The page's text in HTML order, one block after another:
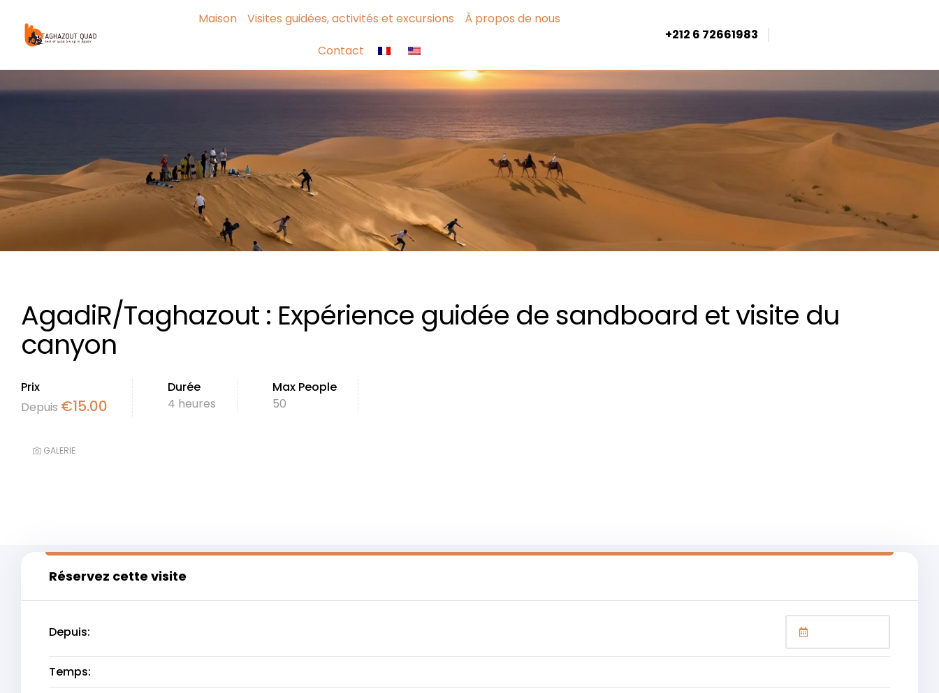
Maison Visites guidées, activités et excursions
À propos de nous
Contact
+212 6 72661983
AgadiR/Taghazout : Expérience guidée de sandboard et visite du
canyon
Prix
Depuis €15.00
Durée
4 heures
Max People
50
GALERIE
Réservez cette visite
Depuis:
Temps: